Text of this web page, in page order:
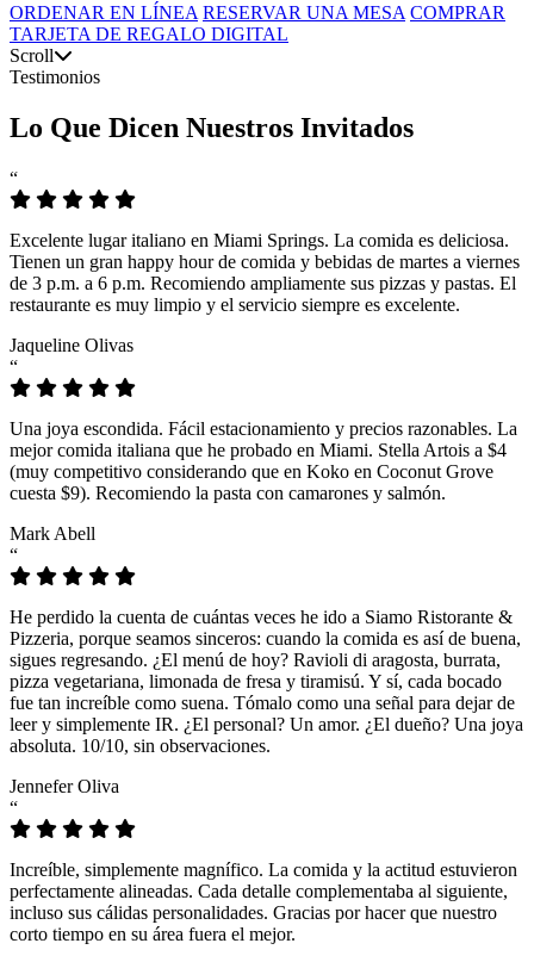
ORDENAR EN LÍNEA RESERVAR UNA MESA COMPRAR
TARJETA DE REGALO DIGITAL
Scroll
Testimonios
Lo Que Dicen Nuestros Invitados
“
Excelente lugar italiano en Miami Springs. La comida es deliciosa.
Tienen un gran happy hour de comida y bebidas de martes a viernes
de 3 p.m. a 6 p.m. Recomiendo ampliamente sus pizzas y pastas. El
restaurante es muy limpio y el servicio siempre es excelente.
Jaqueline Olivas
“
Una joya escondida. Fácil estacionamiento y precios razonables. La
mejor comida italiana que he probado en Miami. Stella Artois a $4
(muy competitivo considerando que en Koko en Coconut Grove
cuesta $9). Recomiendo la pasta con camarones y salmón.
Mark Abell
“
He perdido la cuenta de cuántas veces he ido a Siamo Ristorante &
Pizzeria, porque seamos sinceros: cuando la comida es así de buena,
sigues regresando. ¿El menú de hoy? Ravioli di aragosta, burrata,
pizza vegetariana, limonada de fresa y tiramisú. Y sí, cada bocado
fue tan increíble como suena. Tómalo como una señal para dejar de
leer y simplemente IR. ¿El personal? Un amor. ¿El dueño? Una joya
absoluta. 10/10, sin observaciones.
Jennefer Oliva
“
Increíble, simplemente magnífico. La comida y la actitud estuvieron
perfectamente alineadas. Cada detalle complementaba al siguiente,
incluso sus cálidas personalidades. Gracias por hacer que nuestro
corto tiempo en su área fuera el mejor.